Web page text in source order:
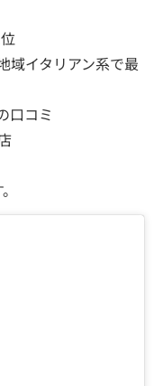
イタリアン系で最
口コミ